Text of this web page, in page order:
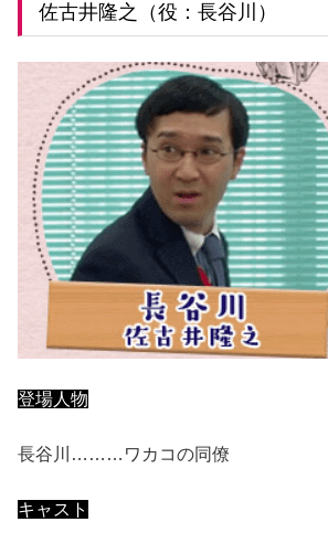
佐古井隆之（役：長谷川）
登場人物
長谷川………ワカコの同僚
キャスト